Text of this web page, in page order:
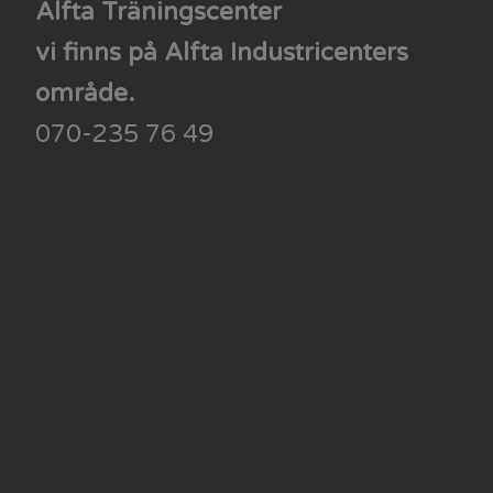
Alfta Träningscenter
vi finns på ​​​​​​​Alfta Industricenters
område.
070-235 76 49